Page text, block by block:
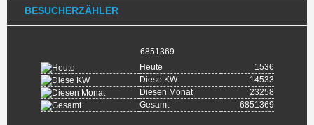
BESUCHERZÄHLER
6851369
Heute
1536
Diese KW
14533
Diesen Monat
23258
Gesamt
6851369